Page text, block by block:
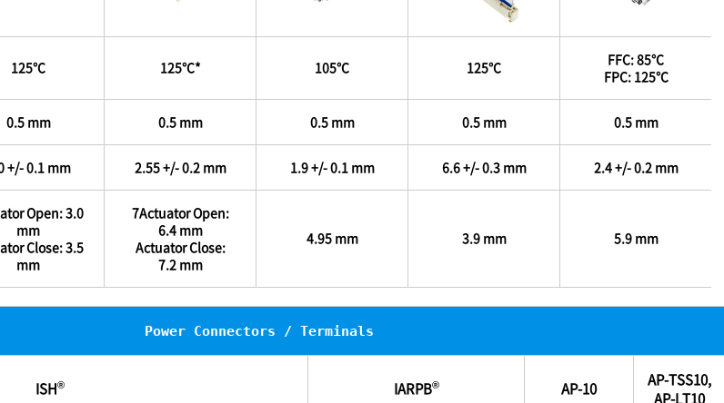
125℃ 125℃* 105℃ 125℃
FFC: 85℃
FPC: 125℃
0.5 mm 0.5 mm 0.5 mm 0.5 mm 0.5 mm
+/- 0.1 mm 2.55 +/- 0.2 mm 1.9 +/- 0.1 mm 6.6 +/- 0.3 mm 2.4 +/- 0.2 mm
Open: 3.0
mm
Close: 3.5
mm
7Actuator Open:
6.4 mm
Actuator Close:
7.2 mm
4.95 mm 3.9 mm 5.9 mm
Power Connectors / Terminals
ISH® IARPB® AP-10
AP-TSS10,
AP-LT10